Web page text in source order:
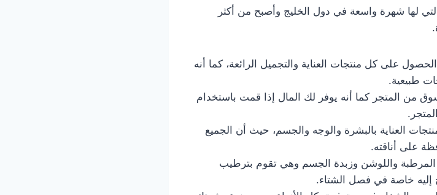
لها شهرة واسعة في دول الخليج وأصبح من أكثر
على كل منتجات العناية والتجميل الرائعة، كما أنه
طبيعية.
من المتجر كما أنه يوفر لك المال إذا قمت باستخدام
العناية بالبشرة والوجه والجسم، حيث أن الجميع
على أناقته.
المرطبة واللوشن وزبدة الجسم وهي تقوم بترطيب
إليه خاصة في فصل الشتاء.